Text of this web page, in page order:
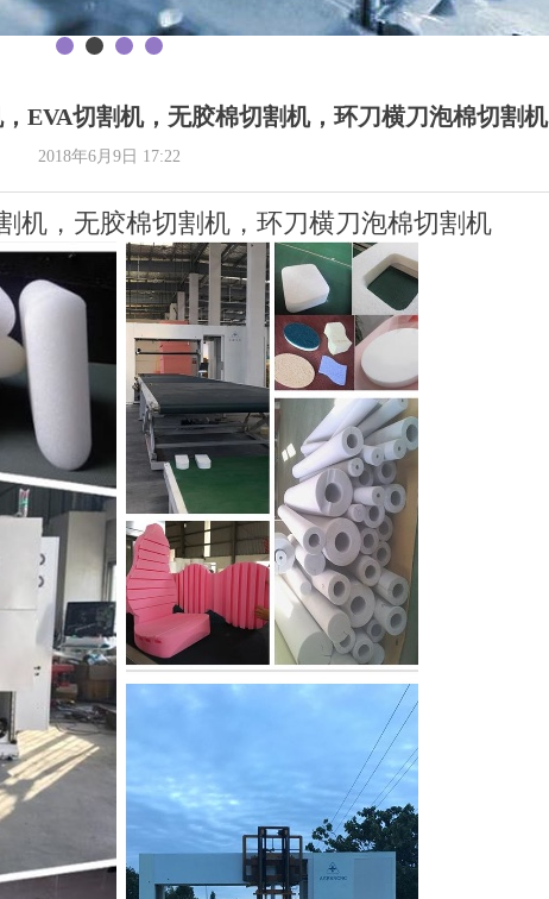
EVA切割机，无胶棉切割机，环刀横刀泡棉切割机
机，无胶棉切割机，环刀横刀泡棉切割机
2018年6月9日 17:22